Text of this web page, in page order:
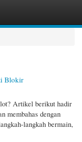
Blokir
Artikel berikut hadir
membahas dengan
langkah bermain,